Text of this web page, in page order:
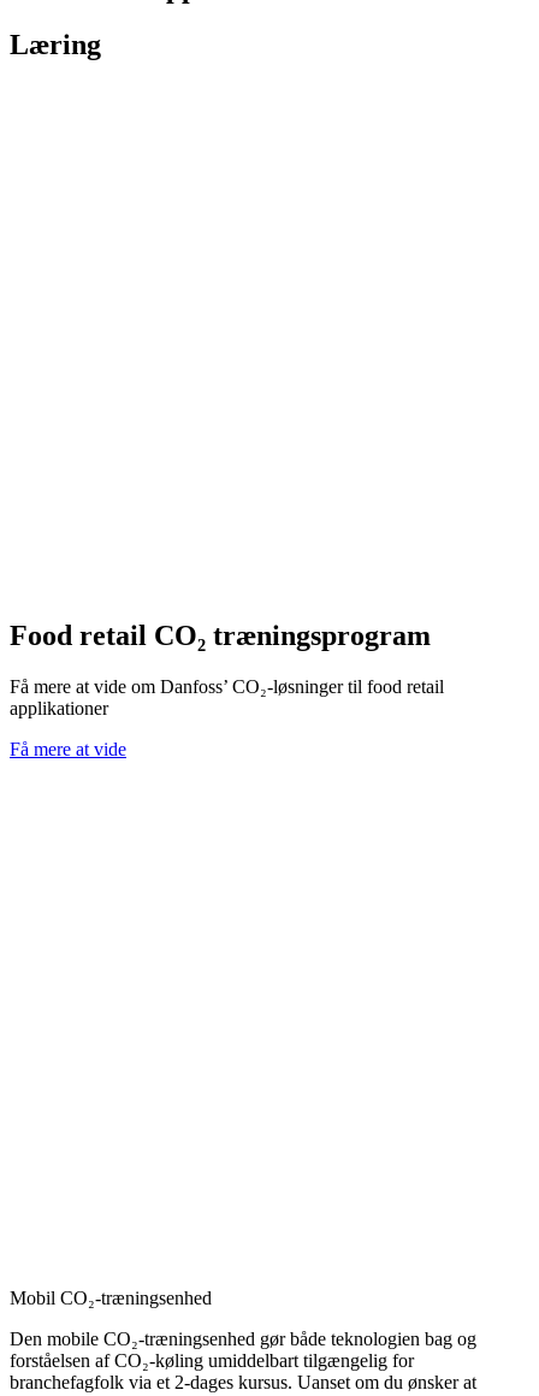
Læring
Food retail CO₂ træningsprogram
Få mere at vide om Danfoss’ CO₂-løsninger til food retail
applikationer
Få mere at vide
Mobil CO₂-træningsenhed
Den mobile CO₂-træningsenhed gør både teknologien bag og
forståelsen af CO₂-køling umiddelbart tilgængelig for
branchefagfolk via et 2-dages kursus. Uanset om du ønsker at